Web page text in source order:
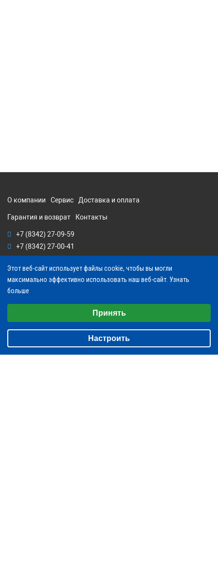
О компании Сервис Доставка и оплата
Гарантия и возврат Контакты
+7 (8342) 27-09-59
+7 (8342) 27-00-41
Этот веб-сайт использует файлы cookie, чтобы вы могли
максимально эффективно использовать наш веб-сайт. Узнать
больше
Аналитические/Функциональные
Принять
Настроить